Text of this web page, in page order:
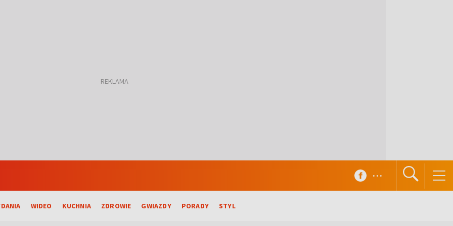
WIDEO KUCHNIA ZDROWIE GWIAZDY PORADY STYL
...